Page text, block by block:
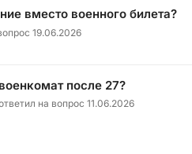
вместо военного билета?
19.06.2026
после 27?
на вопрос 11.06.2026